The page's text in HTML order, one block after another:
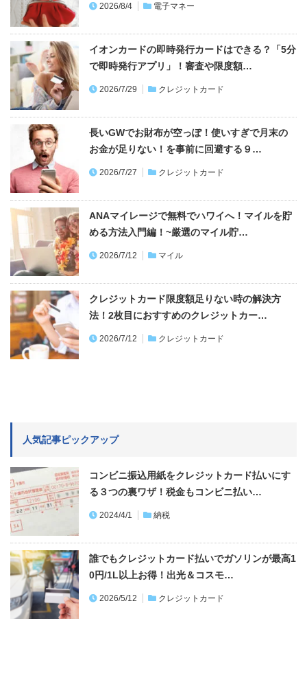
2026/8/4 電子マネー
イオンカードの即時発行カードはできる？「5分
で即時発行アプリ」！審査や限度額…
2026/7/29 クレジットカード
長いGWでお財布が空っぽ！使いすぎで月末の
お金が足りない！を事前に回避する９…
2026/7/27 クレジットカード
ANAマイレージで無料でハワイへ！マイルを貯
める方法入門編！~厳選のマイル貯…
2026/7/12 マイル
クレジットカード限度額足りない時の解決方
法！2枚目におすすめのクレジットカー…
2026/7/12 クレジットカード